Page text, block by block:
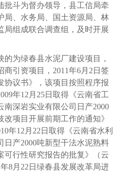
批斗为督办领导，县工信局牵
局、水务局、国土资源局、林
局组成联合调查组，及时开展
为绿春县水泥厂建设项目，
引资项目，2011年6月2日签
协议书》，该项目按照程序报
年12月25日取得《云南省工
南深岩实业有限公司日产2000
项目开展前期工作的通知》
年12月22日取得《云南省水利
日产2000吨新型干法水泥熟料
可行性研究报告的批复》（云
8月22日绿春县发展改革局进